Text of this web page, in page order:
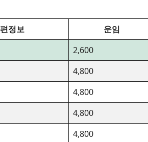
정보
운임
2,600
4,800
4,800
4,800
4,800